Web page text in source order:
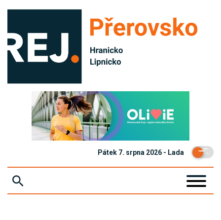
Pátek 7. srpna 2026 - Lada